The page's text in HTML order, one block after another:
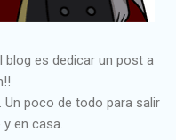
es dedicar un post a
Un poco de todo para salir
en casa.